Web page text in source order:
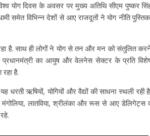
योग दिवस के अवसर पर मुख्य अतिथि सीएम पुष्कर
समेत विभिन्न देशों से आए राजदूतों ने योग नीति
है. साथ ही लोगों ने योग से तन और मन को संतुलित
प्रधानमंत्री का आयुष और वेलनेस सेक्टर के प्रति
है.
ऋषियों, योगियों और वैद्यों की साधना स्थली रही
मंगोलिया, लातविया, श्रीलंका और रूस से आए डेलिगेट्स